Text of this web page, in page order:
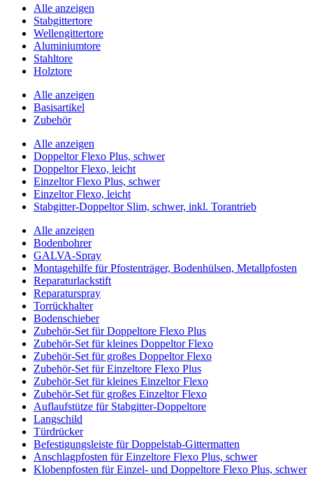
Alle anzeigen
Stabgittertore
Wellengittertore
Aluminiumtore
Stahltore
Holztore
Alle anzeigen
Basisartikel
Zubehör
Alle anzeigen
Doppeltor Flexo Plus, schwer
Doppeltor Flexo, leicht
Einzeltor Flexo Plus, schwer
Einzeltor Flexo, leicht
Stabgitter-Doppeltor Slim, schwer, inkl. Torantrieb
Alle anzeigen
Bodenbohrer
GALVA-Spray
Montagehilfe für Pfostenträger, Bodenhülsen, Metallpfosten
Reparaturlackstift
Reparaturspray
Torrückhalter
Bodenschieber
Zubehör-Set für Doppeltore Flexo Plus
Zubehör-Set für kleines Doppeltor Flexo
Zubehör-Set für großes Doppeltor Flexo
Zubehör-Set für Einzeltore Flexo Plus
Zubehör-Set für kleines Einzeltor Flexo
Zubehör-Set für großes Einzeltor Flexo
Auflaufstütze für Stabgitter-Doppeltore
Langschild
Türdrücker
Befestigungsleiste für Doppelstab-Gittermatten
Anschlagpfosten für Einzeltore Flexo Plus, schwer
Klobenpfosten für Einzel- und Doppeltore Flexo Plus, schwer